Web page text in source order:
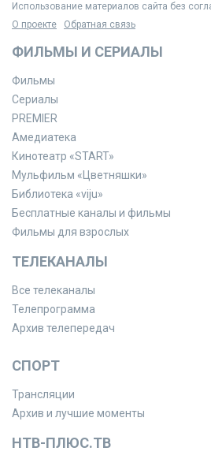
Использование материалов сайта без
О проекте
Обратная связь
ФИЛЬМЫ И СЕРИАЛЫ
Фильмы
Сериалы
PREMIER
Амедиатека
Кинотеатр «START»
Мульфильм «Цветняшки»
Библиотека «viju»
Бесплатные каналы и фильмы
Фильмы для взрослых
ТЕЛЕКАНАЛЫ
Все телеканалы
Телепрограмма
Архив телепередач
СПОРТ
Трансляции
Архив и лучшие моменты
НТВ-ПЛЮС.ТВ